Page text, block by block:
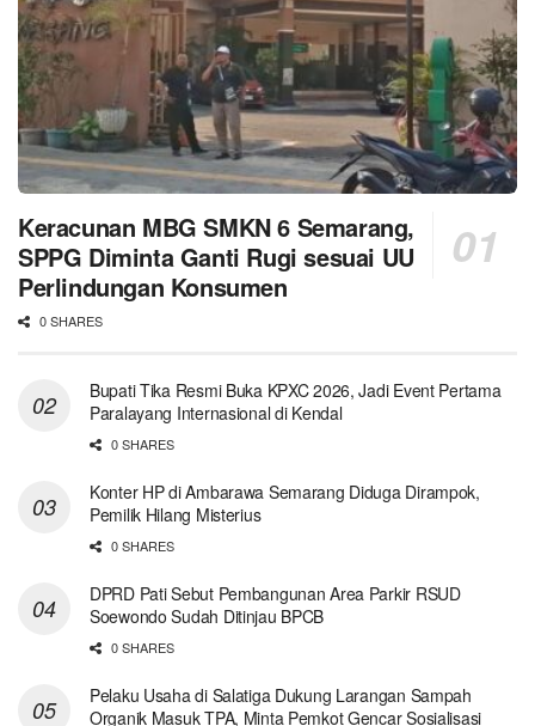
Keracunan MBG SMKN 6 Semarang,
SPPG Diminta Ganti Rugi sesuai UU
Perlindungan Konsumen
0 SHARES
Bupati Tika Resmi Buka KPXC 2026, Jadi Event Pertama
Paralayang Internasional di Kendal
0 SHARES
Konter HP di Ambarawa Semarang Diduga Dirampok,
Pemilik Hilang Misterius
0 SHARES
DPRD Pati Sebut Pembangunan Area Parkir RSUD
Soewondo Sudah Ditinjau BPCB
0 SHARES
Pelaku Usaha di Salatiga Dukung Larangan Sampah
Organik Masuk TPA, Minta Pemkot Gencar Sosialisasi